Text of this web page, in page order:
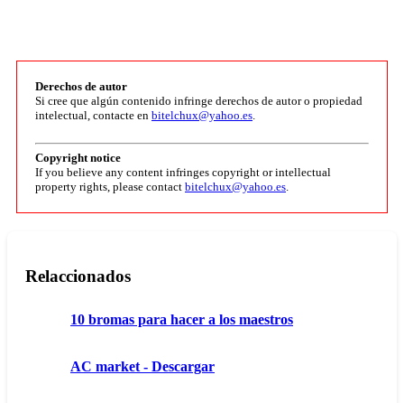
Derechos de autor
Si cree que algún contenido infringe derechos de autor o propiedad
intelectual, contacte en bitelchux@yahoo.es
Copyright notice
If you believe any content infringes copyright or intellectual
property rights, please contact bitelchux@yahoo.es
Relaccionados
10 bromas para hacer a los maestros
AC market - Descargar